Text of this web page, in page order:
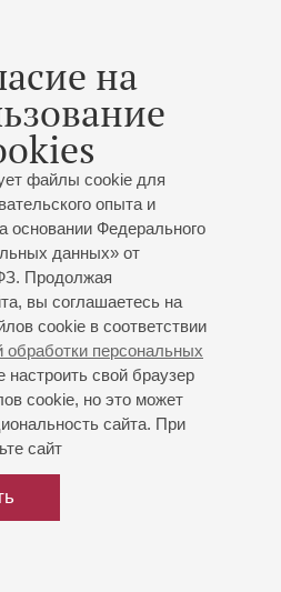
на
файлы cookie для
опыта и
основании Федерального
данных» от
Продолжая
вы соглашаетесь на
cookie в соответствии
обработки персональных
свой браузер
cookie, но это может
сайта. При
сайт